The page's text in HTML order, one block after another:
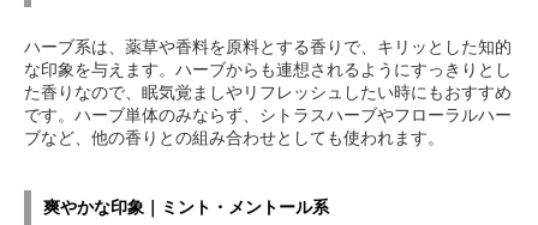
ハーブ系は、薬草や香料を原料とする香りで、キリッとした知的
な印象を与えます。ハーブからも連想されるようにすっきりとし
た香りなので、眠気覚ましやリフレッシュしたい時にもおすすめ
です。ハーブ単体のみならず、シトラスハーブやフローラルハー
ブなど、他の香りとの組み合わせとしても使われます。
爽やかな印象｜ミント・メントール系